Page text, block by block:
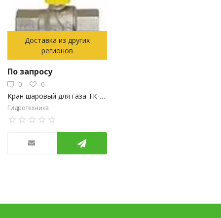
Доставка из других
регионов
По запросу
0
0
Кран шаровый для газа ТК-GAS В-В 3/4" бабочка
Гидротехника